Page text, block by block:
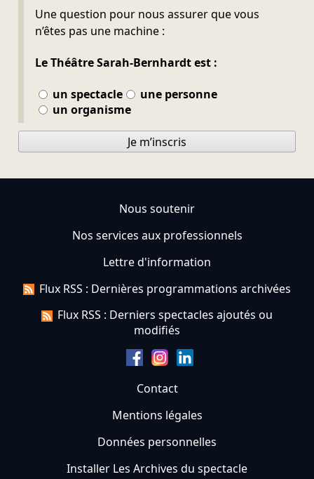
Une question pour nous assurer que vous
n’êtes pas une machine :
Le Théâtre Sarah-Bernhardt est :
un spectacle
une personne
un organisme
Ne pas remplir
Je m’inscris
Nous soutenir
Nos services aux professionnels
Lettre d'information
Flux RSS : Dernières programmations archivées
Flux RSS : Derniers spectacles ajoutés ou
modifiés
Contact
Mentions légales
Données personnelles
Installer Les Archives du spectacle